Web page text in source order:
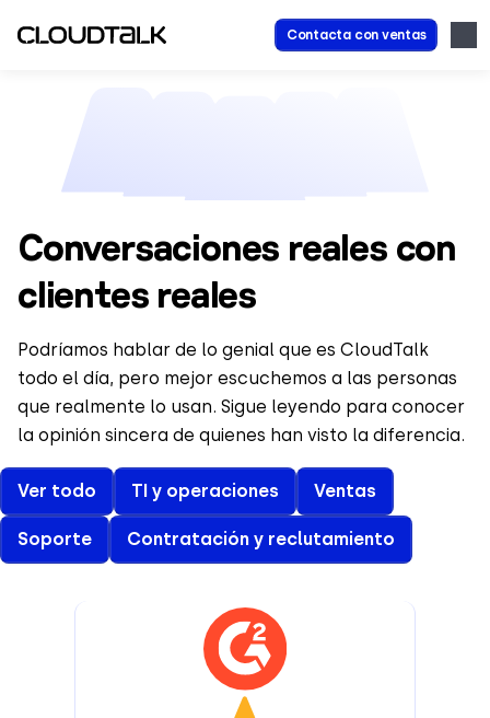
Contacta con ventas
Conversaciones reales con
clientes reales
Podríamos hablar de lo genial que es CloudTalk
todo el día, pero mejor escuchemos a las personas
que realmente lo usan. Sigue leyendo para conocer
la opinión sincera de quienes han visto la diferencia.
Ver todo TI y operaciones Ventas
Soporte Contratación y reclutamiento